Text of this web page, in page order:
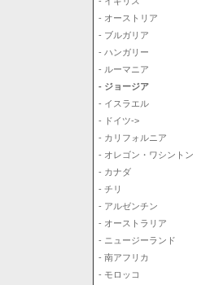
- オーストリア
- ブルガリア
- ハンガリー
- ルーマニア
- ジョージア
- イスラエル
- ドイツ->
- カリフォルニア
- オレゴン・ワシントン
- カナダ
- チリ
- アルゼンチン
- オーストラリア
- ニュージーランド
- 南アフリカ
- モロッコ